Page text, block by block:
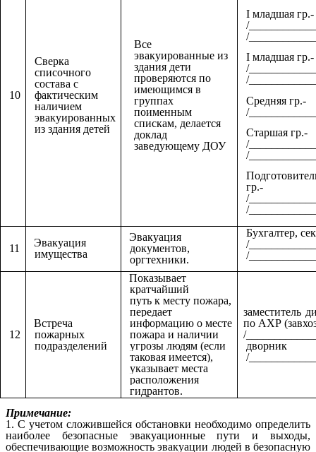
10
Сверка
списочного
состава с
фактическим
наличием
эвакуированных
из здания детей
Все
эвакуированные из
здания дети
проверяются по
имеющимся в
группах
поименным
спискам, делается
доклад
заведующему ДОУ
I младшая гр.-
/
/
I младшая гр.-
/
/
Средняя гр.-
/
Старшая гр.-
/
/
гр.-
/
/
11
Эвакуация
имущества
Эвакуация
документов,
оргтехники.
Бухгалтер,
/
/
12
Встреча
пожарных
подразделений
Показывает
кратчайший
путь к месту пожара,
передает
информацию о месте
пожара и наличии
угрозы людям (если
таковая имеется),
указывает места
расположения
гидрантов.
заместитель
по АХР
/
дворник
/
Примечание:
1. С учетом сложившейся обстановки необходимо определить
наиболее безопасные эвакуационные пути и выходы,
обеспечивающие возможность эвакуации людей в безопасную